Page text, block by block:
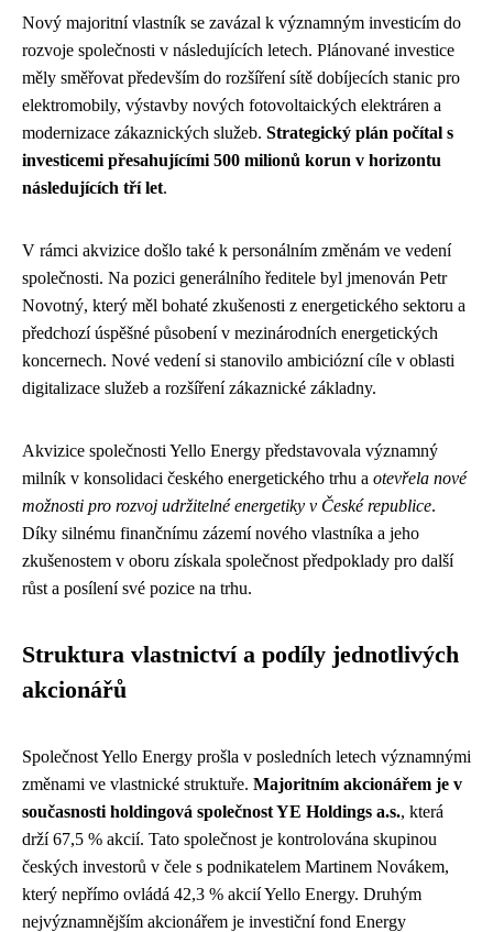
Nový majoritní vlastník se zavázal k významným investicím do
rozvoje společnosti v následujících letech. Plánované investice
měly směřovat především do rozšíření sítě dobíjecích stanic pro
elektromobily, výstavby nových fotovoltaických elektráren a
modernizace zákaznických služeb. Strategický plán počítal s
investicemi přesahujícími 500 milionů korun v horizontu
následujících tří let.
V rámci akvizice došlo také k personálním změnám ve vedení
společnosti. Na pozici generálního ředitele byl jmenován Petr
Novotný, který měl bohaté zkušenosti z energetického sektoru a
předchozí úspěšné působení v mezinárodních energetických
koncernech. Nové vedení si stanovilo ambiciózní cíle v oblasti
digitalizace služeb a rozšíření zákaznické základny.
Akvizice společnosti Yello Energy představovala významný
milník v konsolidaci českého energetického trhu a otevřela nové
možnosti pro rozvoj udržitelné energetiky v České republice.
Díky silnému finančnímu zázemí nového vlastníka a jeho
zkušenostem v oboru získala společnost předpoklady pro další
růst a posílení své pozice na trhu.
Struktura vlastnictví a podíly jednotlivých
akcionářů
Společnost Yello Energy prošla v posledních letech významnými
změnami ve vlastnické struktuře. Majoritním akcionářem je v
současnosti holdingová společnost YE Holdings a.s., která
drží 67,5 % akcií. Tato společnost je kontrolována skupinou
českých investorů v čele s podnikatelem Martinem Novákem,
který nepřímo ovládá 42,3 % akcií Yello Energy. Druhým
nejvýznamnějším akcionářem je investiční fond Energy